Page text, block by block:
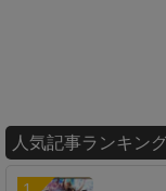
人気記事ランキン